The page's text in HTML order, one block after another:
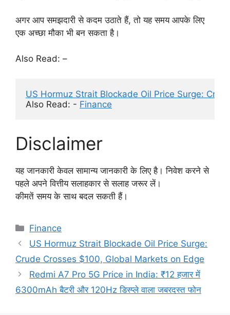
अगर आप समझदारी से कदम उठाते हैं, तो यह समय आपके लिए
एक अच्छा मौका भी बन सकता है।
Also Read: –
US Hormuz Strait Blockade Oil Price Surge:
Also Read: - Finance
Disclaimer
यह जानकारी केवल सामान्य जानकारी के लिए है। निवेश करने से
पहले अपने वित्तीय सलाहकार से सलाह जरूर लें।
कीमतें समय के साथ बदल सकती हैं।
Categories
Finance
US Hormuz Strait Blockade Oil Price Surge:
Crude Crosses $100, Global Markets on Edge
Redmi A7 Pro 5G Price in India: ₹12 हजार में
6300mAh बैटरी और 120Hz डिस्प्ले वाला जबरदस्त फोन